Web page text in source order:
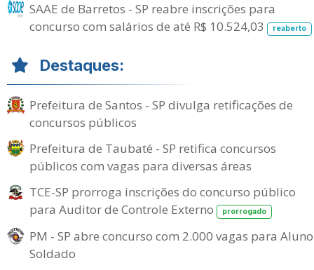
SAAE de Barretos - SP reabre inscrições para
concurso com salários de até R$ 10.524,03
reaberto
Destaques:
Prefeitura de Santos - SP divulga retificações de
concursos públicos
Prefeitura de Taubaté - SP retifica concursos
públicos com vagas para diversas áreas
TCE-SP prorroga inscrições do concurso público
para Auditor de Controle Externo
prorrogado
PM - SP abre concurso com 2.000 vagas para
Soldado